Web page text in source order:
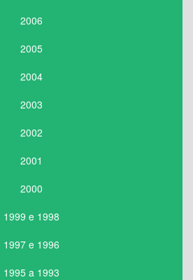
2006
2005
2004
2003
2002
2001
2000
1999 e 1998
1997 e 1996
1995 a 1993